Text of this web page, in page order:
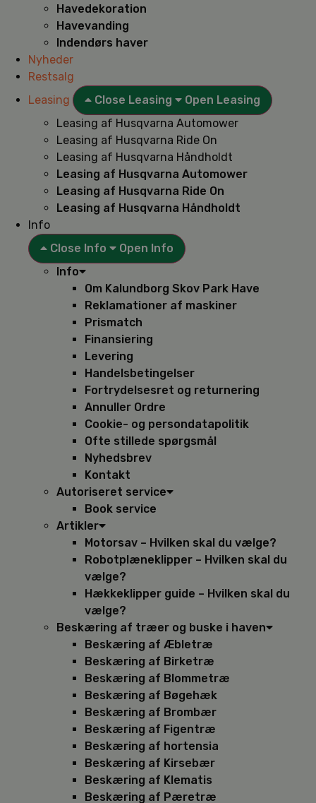
Havedekoration
Havevanding
Indendørs haver
Nyheder
Restsalg
Leasing
Close Leasing
Open Leasing
Leasing af Husqvarna Automower
Leasing af Husqvarna Ride On
Leasing af Husqvarna Håndholdt
Leasing af Husqvarna Automower
Leasing af Husqvarna Ride On
Leasing af Husqvarna Håndholdt
Info
Close Info
Open Info
Info
Om Kalundborg Skov Park Have
Reklamationer af maskiner
Prismatch
Finansiering
Levering
Handelsbetingelser
Fortrydelsesret og returnering
Annuller Ordre
Cookie- og persondatapolitik
Ofte stillede spørgsmål
Nyhedsbrev
Kontakt
Autoriseret service
Book service
Artikler
Motorsav – Hvilken skal du vælge?
Robotplæneklipper – Hvilken skal du
vælge?
Hækkeklipper guide – Hvilken skal du
vælge?
Beskæring af træer og buske i haven
Beskæring af Æbletræ
Beskæring af Birketræ
Beskæring af Blommetræ
Beskæring af Bøgehæk
Beskæring af Brombær
Beskæring af Figentræ
Beskæring af hortensia
Beskæring af Kirsebær
Beskæring af Klematis
Beskæring af Pæretræ